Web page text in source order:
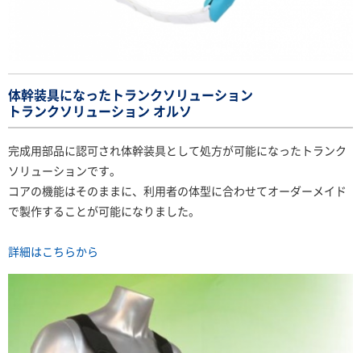
体幹装具になったトランクソリューション
トランクソリューション オルソ
完成用部品に認可され体幹装具として処方が可能になったトランク
ソリューションです。
コアの機能はそのままに、利用者の体型に合わせてオーダーメイド
で製作することが可能になりました。
詳細はこちらから